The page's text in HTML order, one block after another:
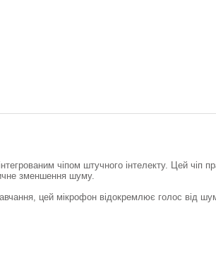
чіпом штучного інтелекту. Цей чіп
зменшення шуму.
цей мікрофон відокремлює голос від